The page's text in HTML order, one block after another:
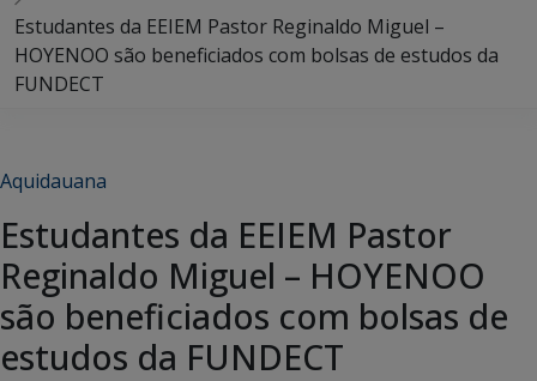
Estudantes da EEIEM Pastor Reginaldo Miguel –
HOYENOO são beneficiados com bolsas de estudos da
FUNDECT
Aquidauana
Estudantes da EEIEM Pastor
Reginaldo Miguel – HOYENOO
são beneficiados com bolsas de
estudos da FUNDECT